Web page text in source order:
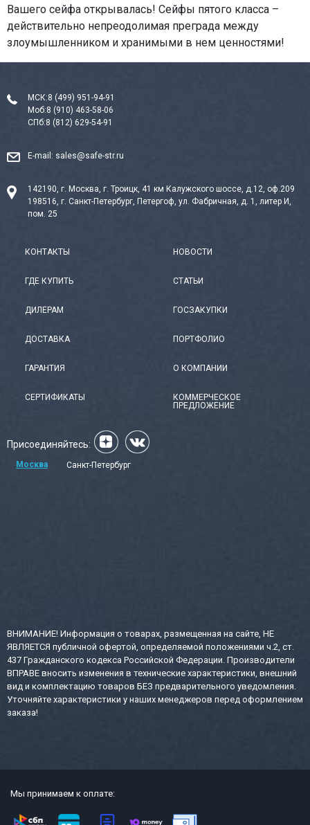
Вашего сейфа открывалась! Сейфы пятого класса –
действительно непреодолимая преграда между
злоумышленником и хранимыми в нем ценностями!
МСК:8 (499) 951-94-91
Моб:8 (910) 463-58-06
СПб:8 (812) 629-54-91
E-mail: sales@safe-str.ru
142190, г. Москва, г. Троицк, 41 км Калужского шоссе, д.12, оф.209
198516, г. Санкт-Петербург, Петергоф, ул. Фабричная, д. 1, литер И,
пом. 25
КОНТАКТЫ
ГДЕ КУПИТЬ
ДИЛЕРАМ
ДОСТАВКА
ГАРАНТИЯ
СЕРТИФИКАТЫ
НОВОСТИ
СТАТЬИ
ГОСЗАКУПКИ
ПОРТФОЛИО
О КОМПАНИИ
КОММЕРЧЕСКОЕ
ПРЕДЛОЖЕНИЕ
Присоединяйтесь:
Москва Санкт-Петербург
ВНИМАНИЕ! Информация о товарах, размещенная на сайте, НЕ
ЯВЛЯЕТСЯ публичной офертой, определяемой положениями ч.2, ст.
437 Гражданского кодекса Российской Федерации. Производители
ВПРАВЕ вносить изменения в технические характеристики, внешний
вид и комплектацию товаров БЕЗ предварительного уведомления.
Уточняйте характеристики у наших менеджеров перед оформлением
заказа!
Мы принимаем к оплате: